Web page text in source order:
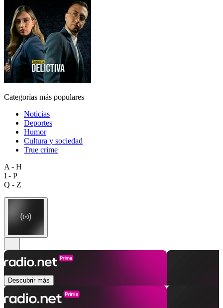
Categorías más populares
Noticias
Deportes
Humor
Cultura y sociedad
True crime
A - H
I - P
Q - Z
Descubrir más